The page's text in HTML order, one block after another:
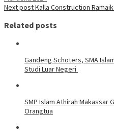
Next postKalla Construction
Related posts
Gandeng Schoters, SMA
Studi Luar Negeri
SMP Islam Athirah Makassar
Orangtua